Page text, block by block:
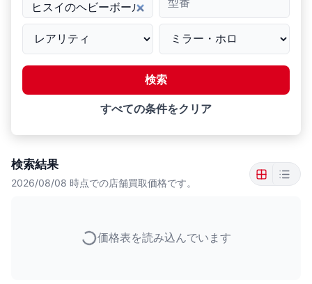
検索
すべての条件をクリア
検索結果
2026/08/08 時点での店舗買取価格です。
価格表を読み込んでいます